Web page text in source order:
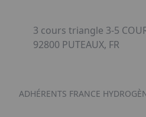
3 cours triangle 3-5
92800 PUTEAUX, FR
ADHÉRENTS FRANCE